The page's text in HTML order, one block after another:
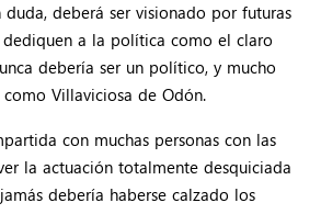
duda, deberá ser visionado por futuras
dediquen a la política como el claro
debería ser un político, y mucho
Villaviciosa de Odón.
con muchas personas con las
la actuación totalmente desquiciada
debería haberse calzado los